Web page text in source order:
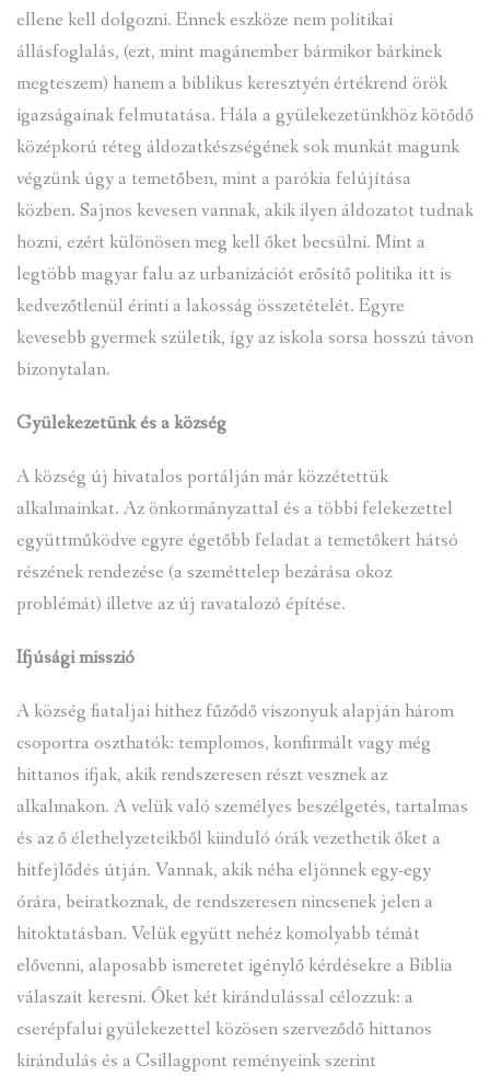
ellene kell dolgozni. Ennek eszköze nem politikai
állásfoglalás, (ezt, mint magánember bármikor bárkinek
megteszem) hanem a biblikus keresztyén értékrend örök
igazságainak felmutatása. Hála a gyülekezetünkhöz kötődő
középkorú réteg áldozatkészségének sok munkát magunk
végzünk úgy a temetőben, mint a parókia felújítása
közben. Sajnos kevesen vannak, akik ilyen áldozatot tudnak
hozni, ezért különösen meg kell őket becsülni. Mint a
legtöbb magyar falu az urbanizációt erősítő politika itt is
kedvezőtlenül érinti a lakosság összetételét. Egyre
kevesebb gyermek születik, így az iskola sorsa hosszú távon
bizonytalan.
Gyülekezetünk és a község
A község új hivatalos portálján már közzétettük
alkalmainkat. Az önkormányzattal és a többi felekezettel
együttműködve egyre égetőbb feladat a temetőkert hátsó
részének rendezése (a szeméttelep bezárása okoz
problémát) illetve az új ravatalozó építése.
Ifjúsági misszió
A község fiataljai hithez fűződő viszonyuk alapján három
csoportra oszthatók: templomos, konfirmált vagy még
hittanos ifjak, akik rendszeresen részt vesznek az
alkalmakon. A velük való személyes beszélgetés, tartalmas
és az ő élethelyzeteikből kiinduló órák vezethetik őket a
hitfejlődés útján. Vannak, akik néha eljönnek egy-egy
órára, beiratkoznak, de rendszeresen nincsenek jelen a
hitoktatásban. Velük együtt nehéz komolyabb témát
elővenni, alaposabb ismeretet igénylő kérdésekre a Biblia
válaszait keresni. Őket két kirándulással célozzuk: a
cserépfalui gyülekezettel közösen szerveződő hittanos
kirándulás és a Csillagpont reményeink szerint